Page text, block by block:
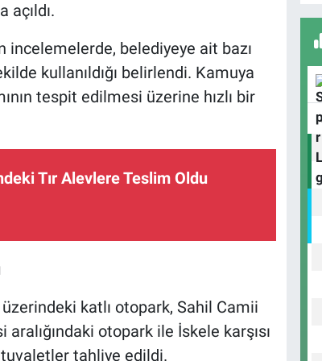
açıldı.
incelemelerde, belediyeye ait bazı
kullanıldığı belirlendi. Kamuya
tespit edilmesi üzerine hızlı bir
Tır Alevlere Teslim Oldu
katlı otopark, Sahil Camii
otopark ile İskele karşısı
tahliye edildi.